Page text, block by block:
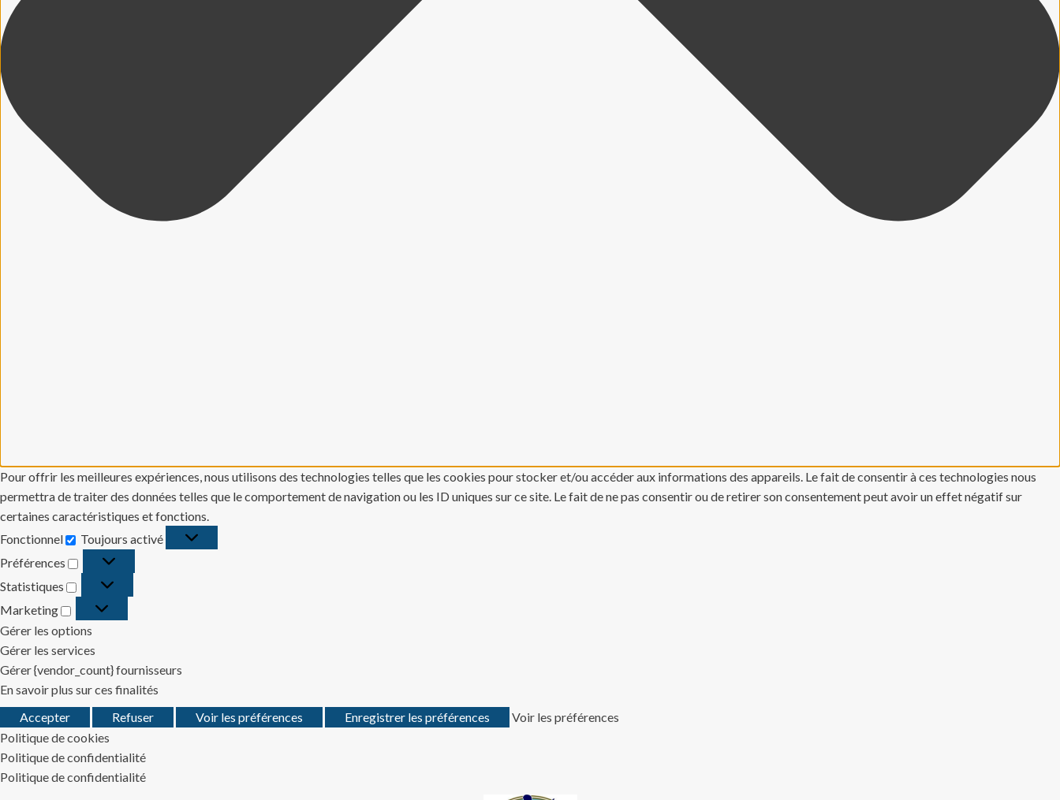
Pour offrir les meilleures expériences, nous utilisons des technologies telles que les cookies pour stocker et/ou accéder aux informations des appareils. Le fait de consentir à ces technologies nous
permettra de traiter des données telles que le comportement de navigation ou les ID uniques sur ce site. Le fait de ne pas consentir ou de retirer son consentement peut avoir un effet négatif sur
certaines caractéristiques et fonctions.
Fonctionnel
Fonctionnel
Toujours activé
Préférences
Préférences
Statistiques
Statistiques
Marketing
Marketing
Gérer les options
Gérer les services
Gérer {vendor_count} fournisseurs
En savoir plus sur ces finalités
Accepter
Refuser Voir les préférences Enregistrer les préférences
Voir les préférences
Politique de cookies
Politique de confidentialité
Politique de confidentialité